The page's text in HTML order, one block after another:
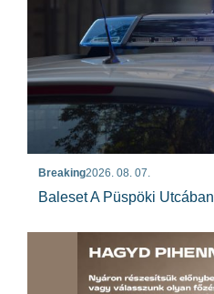
Breaking2026. 08. 07.
Baleset A Püspöki Utcában